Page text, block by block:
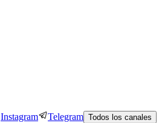
Instagram Telegram Todos los canales